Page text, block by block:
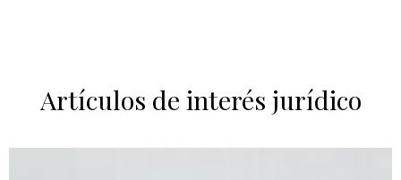
Artículos de interés jurídico